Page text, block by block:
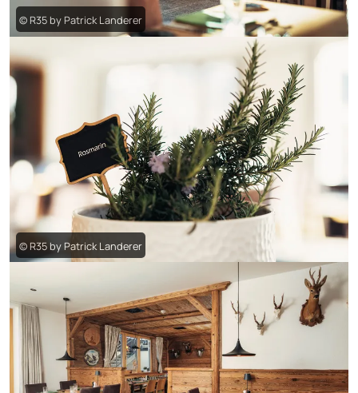
© R35 by Patrick Landerer
© R35 by Patrick Landerer